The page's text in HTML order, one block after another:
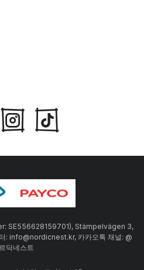
SE556628159701), Stämpelvägen 3,
: info@nordicnest.kr, 카카오톡 채널: @
딕네스트